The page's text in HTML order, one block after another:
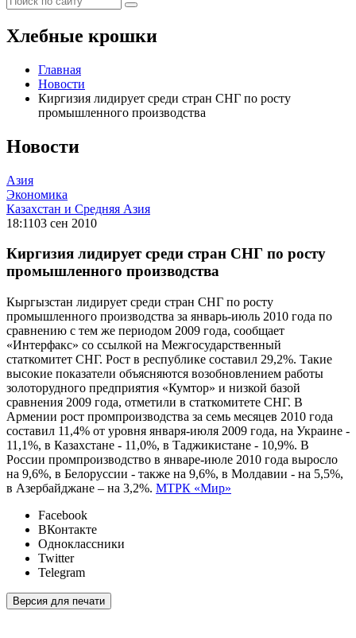
Хлебные крошки
Главная
Новости
Киргизия лидирует среди стран СНГ по росту
промышленного производства
Новости
Азия
Экономика
Казахстан и Средняя Азия
18:1103 сен 2010
Киргизия лидирует среди стран СНГ по росту
промышленного производства
Кыргызстан лидирует среди стран СНГ по росту
промышленного производства за январь-июль 2010 года по
сравнению с тем же периодом 2009 года, сообщает
«Интерфакс» со ссылкой на Межгосударственный
статкомитет СНГ. Рост в республике составил 29,2%. Такие
высокие показатели объясняются возобновлением работы
золоторудного предприятия «Кумтор» и низкой базой
сравнения 2009 года, отметили в статкомитете СНГ. В
Армении рост промпроизводства за семь месяцев 2010 года
составил 11,4% от уровня января-июля 2009 года, на Украине -
11,1%, в Казахстане - 11,0%, в Таджикистане - 10,9%. В
России промпроизводство в январе-июле 2010 года выросло
на 9,6%, в Белоруссии - также на 9,6%, в Молдавии - на 5,5%,
в Азербайджане – на 3,2%. МТРК «Мир»
Facebook
ВКонтакте
Одноклассники
Twitter
Telegram
Версия для печати